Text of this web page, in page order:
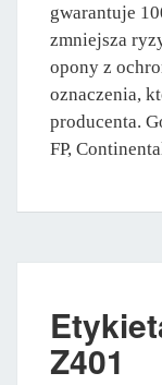
gwarantuje
zmniejsza
opony z
oznaczenia,
producenta.
FP,
Z401